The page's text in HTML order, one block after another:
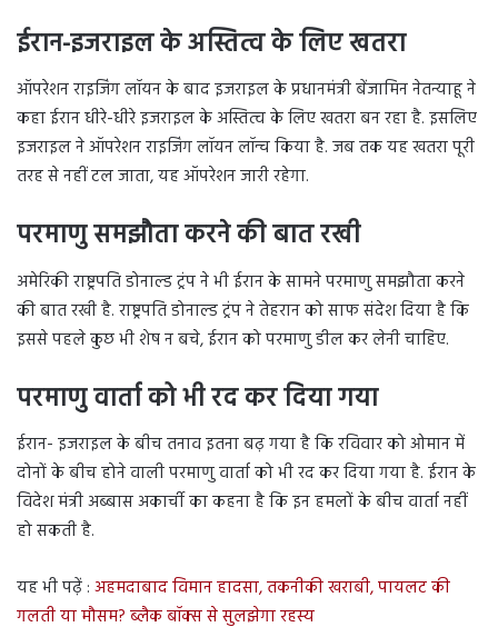
ईरान-इजराइल के अस्तित्व के लिए खतरा
ऑपरेशन राइजिंग लॉयन के बाद इजराइल के प्रधानमंत्री बेंजामिन नेतन्याहू ने
कहा ईरान धीरे-धीरे इजराइल के अस्तित्व के लिए खतरा बन रहा है. इसलिए
इजराइल ने ऑपरेशन राइजिंग लॉयन लॉन्च किया है. जब तक यह खतरा पूरी
तरह से नहीं टल जाता, यह ऑपरेशन जारी रहेगा.
परमाणु समझौता करने की बात रखी
अमेरिकी राष्ट्रपति डोनाल्ड ट्रंप ने भी ईरान के सामने परमाणु समझौता करने
की बात रखी है. राष्ट्रपति डोनाल्ड ट्रंप ने तेहरान को साफ संदेश दिया है कि
इससे पहले कुछ भी शेष न बचे, ईरान को परमाणु डील कर लेनी चाहिए.
परमाणु वार्ता को भी रद कर दिया गया
ईरान- इजराइल के बीच तनाव इतना बढ़ गया है कि रविवार को ओमान में
दोनों के बीच होने वाली परमाणु वार्ता को भी रद कर दिया गया है. ईरान के
विदेश मंत्री अब्बास अकार्ची का कहना है कि इन हमलों के बीच वार्ता नहीं
हो सकती है.
यह भी पढ़ें : अहमदाबाद विमान हादसा, तकनीकी खराबी, पायलट की
गलती या मौसम? ब्लैक बॉक्स से सुलझेगा रहस्य